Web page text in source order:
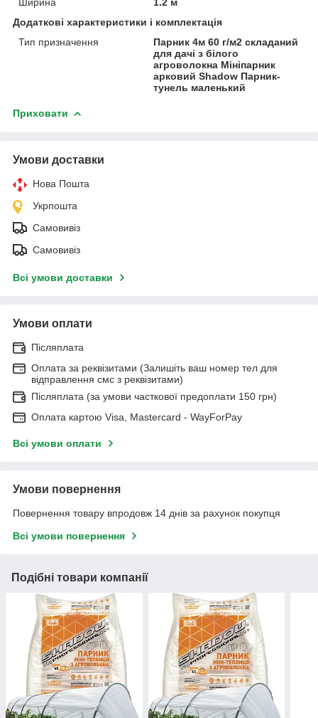
Додаткові характеристики і комплектація
Тип призначення
Парник 4м 60 г/м2 складаний
для дачі з білого
агроволокна Мініпарник
арковий Shadow Парник-
тунель маленький
Приховати
Умови доставки
Нова Пошта
Укрпошта
Самовивіз
Самовивіз
Всі умови доставки
Умови оплати
Післяплата
Оплата за реквізитами (Залишіть ваш номер тел для
відправлення смс з реквізитами)
Післяплата (за умови часткової предоплати 150 грн)
Оплата картою Visa, Mastercard - WayForPay
Всі умови оплати
Умови повернення
Повернення товару впродовж 14 днів за рахунок покупця
Всі умови повернення
Подібні товари компанії